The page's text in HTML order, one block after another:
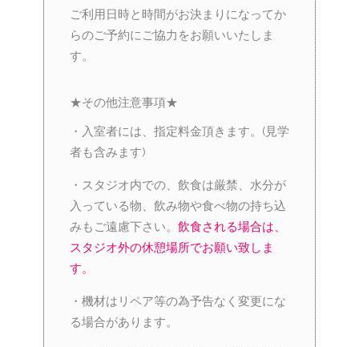
ご利用日時と時間がお決まりになってか
らのご予約にご協力をお願いいたしま
す。
★その他注意事項★
・入室者には、指定料金頂きます。(見学
者も含みます)
・スタジオ内での、飲食は厳禁、水分が
入っている物、飲み物や食べ物の持ち込
みもご遠慮下さい。 飲食される場合は、
スタジオ外の休憩場所でお願い致しま
す。
・機材はリペア等の為予告なく変更にな
る場合があります。